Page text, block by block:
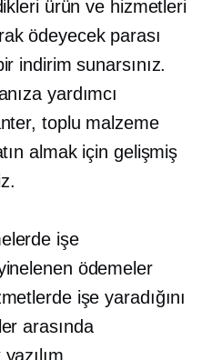
ürün ve hizmetleri
ödeyecek parası
indirim sunarsınız.
yardımcı
toplu malzeme
almak için gelişmiş
işe
ödemeler
işe yaradığını
arasında